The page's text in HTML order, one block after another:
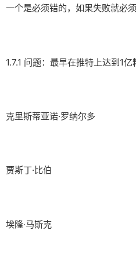
一个是必须错的，如果失败就必
1.7.1 问题：最早在推特上达到1
克里斯蒂亚诺·罗纳尔多
贾斯丁·比伯
埃隆·马斯克